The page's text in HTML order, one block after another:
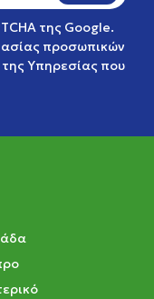
της Google.
προσωπικών
Υπηρεσίας που